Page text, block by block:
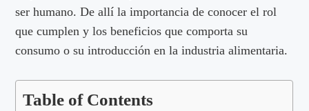
ser humano. De allí la importancia de conocer el rol
que cumplen y los beneficios que comporta su
consumo o su introducción en la industria alimentaria.
Table of Contents